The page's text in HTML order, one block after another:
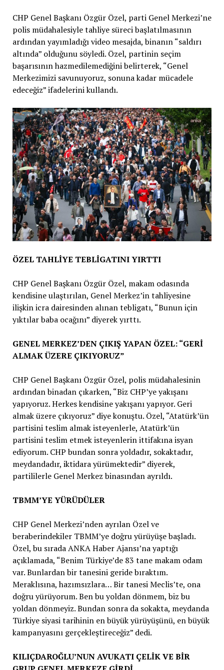
CHP Genel Başkanı Özgür Özel, parti Genel Merkezi’ne
polis müdahalesiyle tahliye süreci başlatılmasının
ardından yayımladığı video mesajda, binanın “saldırı
altında” olduğunu söyledi. Özel, partinin seçim
başarısının hazmedilemediğini belirterek, “Genel
Merkezimizi savunuyoruz, sonuna kadar mücadele
edeceğiz” ifadelerini kullandı.
ÖZEL TAHLİYE TEBLİGATINI YIRTTI
CHP Genel Başkanı Özgür Özel, makam odasında
kendisine ulaştırılan, Genel Merkez’in tahliyesine
ilişkin icra dairesinden alınan tebligatı, “Bunun için
yıktılar baba ocağını” diyerek yırttı.
GENEL MERKEZ’DEN ÇIKIŞ YAPAN ÖZEL: “GERİ
ALMAK ÜZERE ÇIKIYORUZ”
CHP Genel Başkanı Özgür Özel, polis müdahalesinin
ardından binadan çıkarken, “Biz CHP’ye yakışanı
yapıyoruz. Herkes kendisine yakışanı yapıyor. Geri
almak üzere çıkıyoruz” diye konuştu. Özel, “Atatürk’ün
partisini teslim almak isteyenlerle, Atatürk’ün
partisini teslim etmek isteyenlerin ittifakına isyan
ediyorum. CHP bundan sonra yoldadır, sokaktadır,
meydandadır, iktidara yürümektedir” diyerek,
partililerle Genel Merkez binasından ayrıldı.
TBMM’YE YÜRÜDÜLER
CHP Genel Merkezi’nden ayrılan Özel ve
beraberindekiler TBMM’ye doğru yürüyüşe başladı.
Özel, bu sırada ANKA Haber Ajansı’na yaptığı
açıklamada, “Benim Türkiye’de 83 tane makam odam
var. Bunlardan bir tanesini geride bıraktım.
Meraklısına, hazımsızlara… Bir tanesi Meclis’te, ona
doğru yürüyorum. Ben bu yoldan dönmem, biz bu
yoldan dönmeyiz. Bundan sonra da sokakta, meydanda
Türkiye siyasi tarihinin en büyük yürüyüşünü, en büyük
kampanyasını gerçekleştireceğiz” dedi.
KILIÇDAROĞLU’NUN AVUKATI ÇELİK VE BİR